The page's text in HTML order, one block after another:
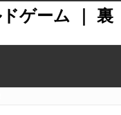
ゲーム ｜ 裏